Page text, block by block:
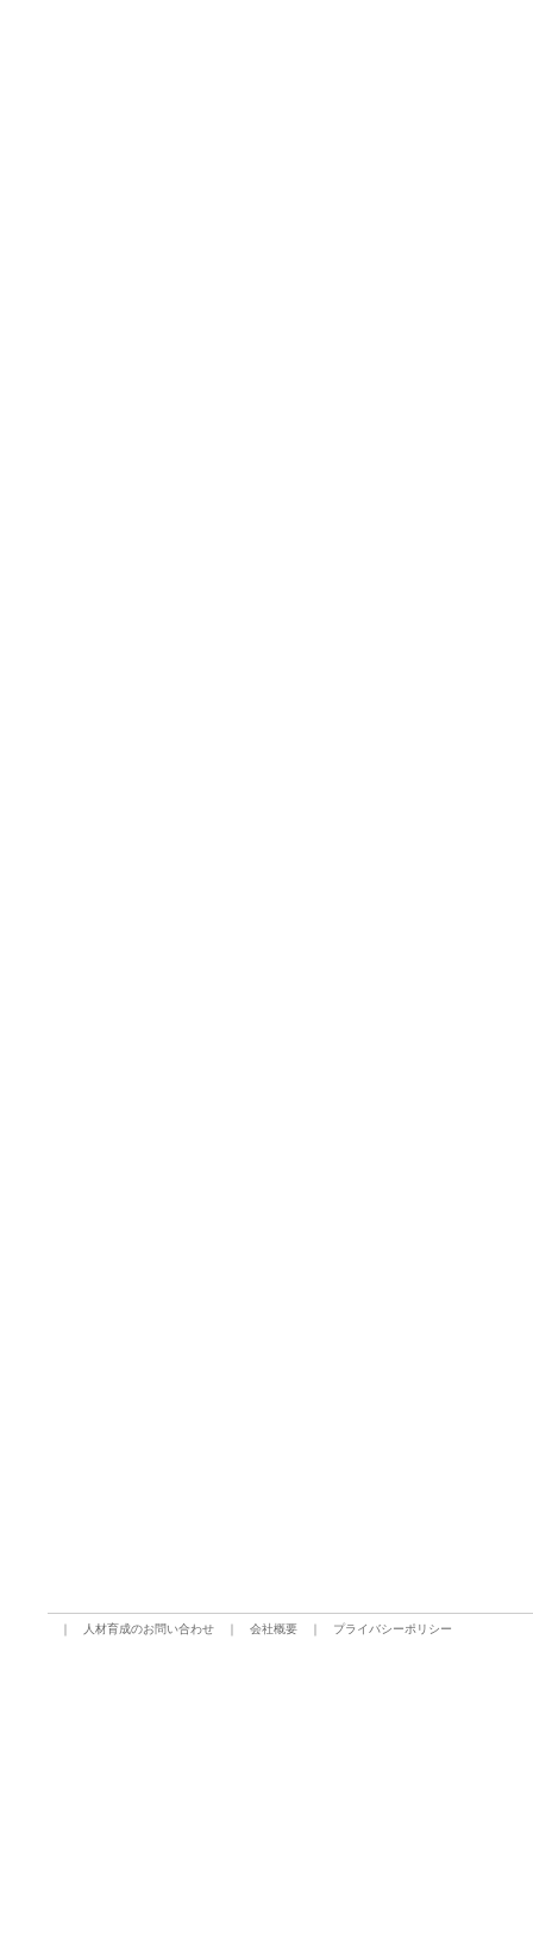
｜ 人材育成のお問い合わせ ｜ 会社概要 ｜ プライバシーポリシー